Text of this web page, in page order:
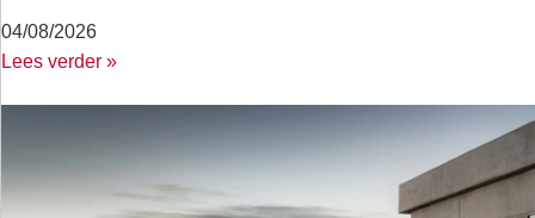
04/08/2026
Lees verder »